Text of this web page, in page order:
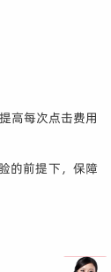
高每次点击费用
的前提下，保障